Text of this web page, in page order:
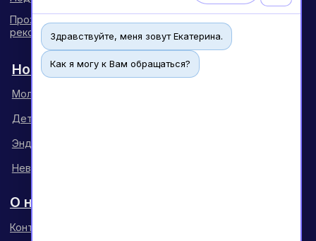
Здравствуйте, меня зовут Екатерина.
Как я могу к Вам обращаться?